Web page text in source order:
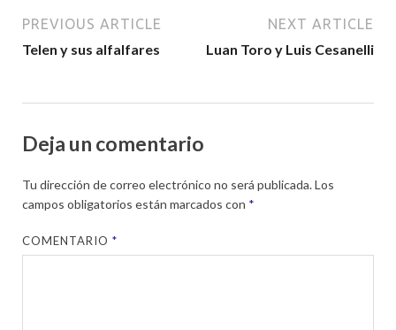
PREVIOUS ARTICLE
Telen y sus alfalfares
NEXT ARTICLE
Luan Toro y Luis Cesanelli
Deja un comentario
Tu dirección de correo electrónico no será publicada.Los
campos obligatorios están marcados con *
COMENTARIO*